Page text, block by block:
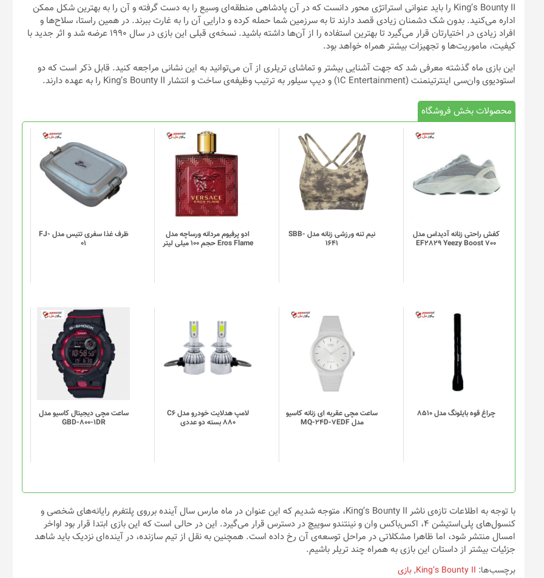
King’s Bounty II را باید عنوانی استراتژی محور دانست که در آن پادشاهی منطقه‌ای وسیع را به دست گرفته و آن را به بهترین شکل ممکن
اداره می‌کنید. بدون شک دشمنان زیادی قصد دارند تا به سرزمین شما حمله کرده و دارایی‌ آن را به غارت ببرند. در همین راستا، سلاح‌ها و
افراد زیادی در اختیارتان قرار می‌گیرد تا بهترین استفاده را از آن‌ها داشته باشید. نسخه‌ی قبلی این بازی در سال ۱۹۹۰ عرضه شد و اثر جدید با
کیفیت، ماموریت‌ها و تجهیزات بیشتر همراه خواهد بود.
این بازی ماه گذشته معرفی شد که جهت آشنایی بیشتر و تماشای تریلری از آن می‌توانید به این نشانی مراجعه کنید. قابل ذکر است که دو
استودیوی وان‌سی اینترتینمنت (۱C Entertainment) و دیپ سیلور به ترتیب وظیفه‌ی ساخت و انتشار King’s Bounty II را به عهده دارند.
محصولات بخش فروشگاه
کفش راحتی زنانه آدیداس مدل
EF2829 Yeezy Boost 700
نیم تنه ورزشی زنانه مدل SBB-
1641
این
محصول
دارای
انواع
مختلفی
می
گزینه
ها
محصول
انتخاب
شوند
ادو پرفیوم مردانه ورساچه مدل
Eros Flame حجم 100 میلی لیتر
ظرف غذا سفری تتیس مدل FJ-
01
چراغ قوه بایلونگ مدل 8510
ساعت مچی عقربه ای زنانه کاسیو
مدل MQ-24D-7EDF
لامپ هدلایت خودرو مدل C6
880 بسته دو عددی
ساعت مچی دیجیتال کاسیو مدل
GBD-800-1DR
با توجه به اطلاعات تازه‌ی ناشر King’s Bounty II، متوجه شدیم که این عنوان در ماه مارس سال آینده برروی پلتفرم رایانه‌های شخصی و
کنسول‌های پلی‌استیشن ۴، اکس‌باکس وان و نینتندو سوییچ در دسترس قرار می‌گیرد. این در حالی است که این بازی ابتدا قرار بود اواخر
امسال منتشر شود، اما ظاهرا مشکلاتی در مراحل توسعه‌ی آن رخ داده است. همچنین به نقل از تیم سازنده، در آینده‌ای نزدیک باید شاهد
جزئیات بیشتر از داستان این بازی به همراه چند تریلر باشیم.
برچسب‌ها: King’s Bounty II
,بازی